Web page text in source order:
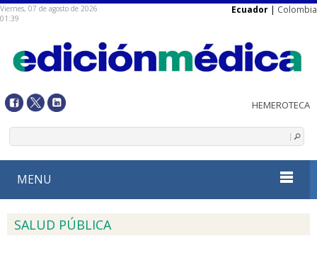
Viernes, 07 de agosto de 2026
01:39
Ecuador | Colombia
MENU
SALUD PÚBLICA